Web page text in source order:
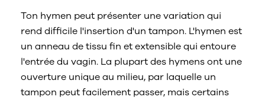
Ton hymen peut présenter une variation qui
rend difficile l'insertion d'un tampon. L'hymen est
un anneau de tissu fin et extensible qui entoure
l'entrée du vagin. La plupart des hymens ont une
ouverture unique au milieu, par laquelle un
tampon peut facilement passer, mais certains